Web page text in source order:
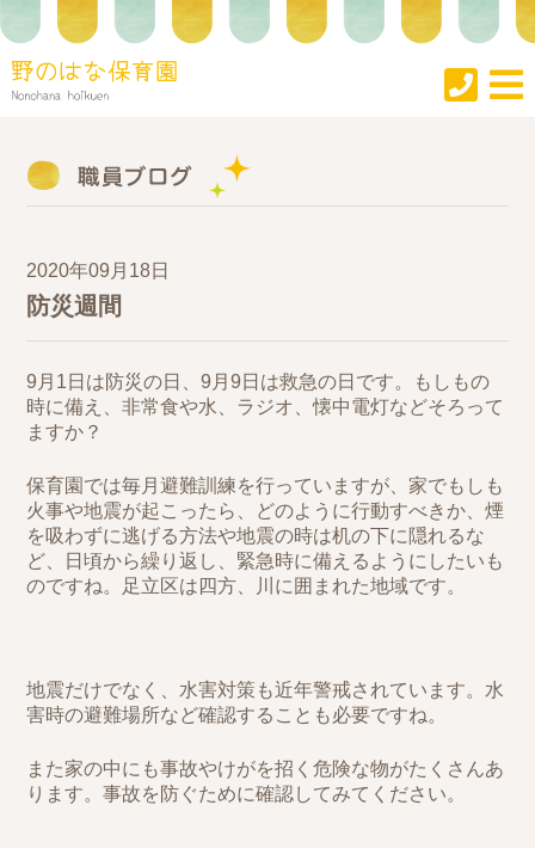
2020年09月18日
防災週間
9月1日は防災の日、9月9日は救急の日です。もしもの
時に備え、非常食や水、ラジオ、懐中電灯などそろって
ますか？
保育園では毎月避難訓練を行っていますが、家でもしも
火事や地震が起こったら、どのように行動すべきか、煙
を吸わずに逃げる方法や地震の時は机の下に隠れるな
ど、日頃から繰り返し、緊急時に備えるようにしたいも
のですね。足立区は四方、川に囲まれた地域です。
地震だけでなく、水害対策も近年警戒されています。水
害時の避難場所など確認することも必要ですね。
また家の中にも事故やけがを招く危険な物がたくさんあ
ります。事故を防ぐために確認してみてください。